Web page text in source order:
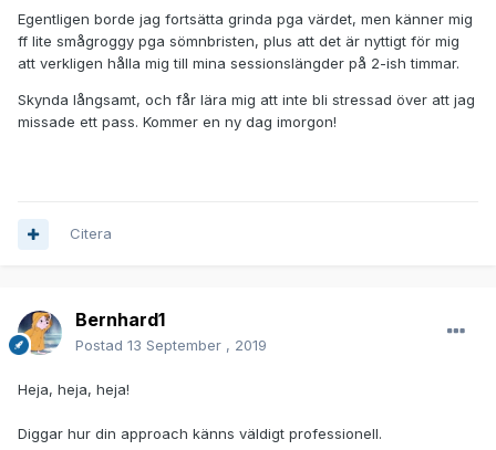
Egentligen borde jag fortsätta grinda pga värdet, men känner mig
ff lite smågroggy pga sömnbristen, plus att det är nyttigt för mig
att verkligen hålla mig till mina sessionslängder på 2-ish timmar.
Skynda långsamt, och får lära mig att inte bli stressad över att jag
missade ett pass. Kommer en ny dag imorgon!
Citera
Bernhard1
Postad 13 September , 2019
Heja, heja, heja!
Diggar hur din approach känns väldigt professionell.